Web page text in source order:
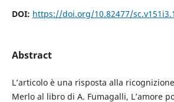
DOI: https://doi.org/10.82477/
Abstract
L’articolo è una risposta alla
Merlo al libro di A. Fumagalli, L’amore